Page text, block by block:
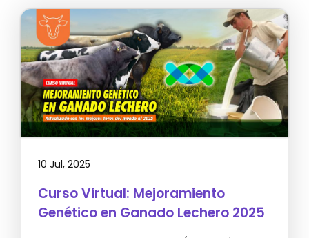
10 Jul, 2025
Curso Virtual: Mejoramiento
Genético en Ganado Lechero 2025